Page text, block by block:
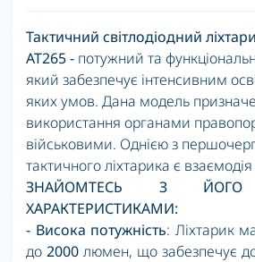
Тактичний світлодіодний
AT265- потужний та
який забезпечує інтенсивним
яких умов. Дана модель
використання органами
військовими. Однією з
тактичного ліхтарика є
ЗНАЙОМТЕСЬ З ЙОГО
ХАРАКТЕРИСТИКАМИ:
- Висока потужність: Ліхтарик
до 2000 люмен, що забезпечує